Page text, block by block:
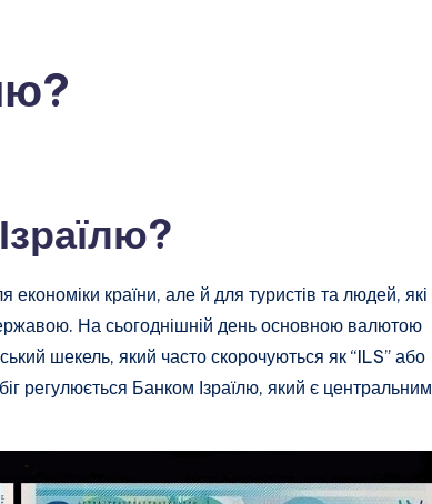
країни, але й для туристів та людей, які
На сьогоднішній день основною валютою
шекель, який часто скорочуються як “ILS” або
регулюється Банком Ізраїлю, який є центральним